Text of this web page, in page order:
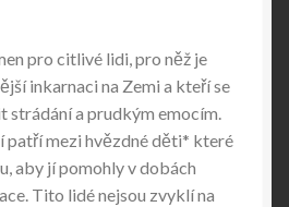
pro citlivé lidi, pro něž je
inkarnaci na Zemi a kteří se
strádání a prudkým emocím.
patří mezi hvězdné děti* které
aby jí pomohly v dobách
Tito lidé nejsou zvyklí na